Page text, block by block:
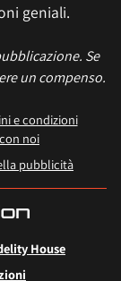
geniali.
Se
un compenso.
e condizioni
noi
pubblicità
House